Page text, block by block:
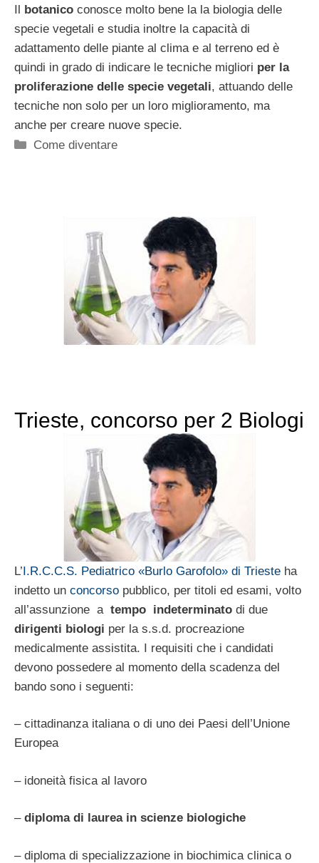
Il botanico conosce molto bene la la biologia delle
specie vegetali e studia inoltre la capacità di
adattamento delle piante al clima e al terreno ed è
quindi in grado di indicare le tecniche migliori per la
proliferazione delle specie vegetali, attuando delle
tecniche non solo per un loro miglioramento, ma
anche per creare nuove specie.
Categorie
Come diventare
Trieste, concorso per 2 Biologi
L’I.R.C.C.S. Pediatrico «Burlo Garofolo» di Trieste ha
indetto un concorso pubblico, per titoli ed esami, volto
all’assunzione a tempo indeterminato di due
dirigenti biologi per la s.s.d. procreazione
medicalmente assistita. I requisiti che i candidati
devono possedere al momento della scadenza del
bando sono i seguenti:
– cittadinanza italiana o di uno dei Paesi dell’Unione
Europea
– idoneità fisica al lavoro
– diploma di laurea in scienze biologiche
– diploma di specializzazione in biochimica clinica o